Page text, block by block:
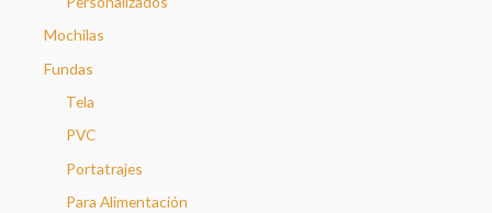
Mochilas
Fundas
Tela
PVC
Portatrajes
Para Alimentación